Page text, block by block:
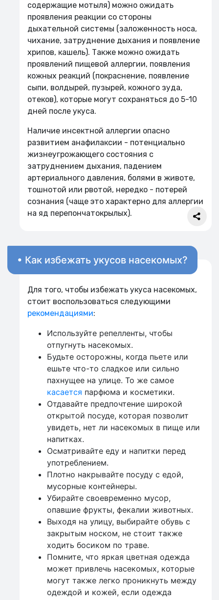
содержащие мотыля) можно ожидать
проявления реакции со стороны
дыхательной системы (заложенность носа,
чихание, затруднение дыхания и появление
хрипов, кашель). Также можно ожидать
проявлений пищевой аллергии, появления
кожных реакций (покраснение, появление
сыпи, волдырей, пузырей, кожного зуда,
отеков), которые могут сохраняться до 5-10
дней после укуса.
Наличие инсектной аллергии опасно
развитием анафилаксии - потенциально
жизнеугрожающего состояния с
затруднением дыхания, падением
артериального давления, болями в животе,
тошнотой или рвотой, нередко - потерей
сознания (чаще это характерно для аллергии
на яд перепончатокрылых).
• Как избежать укусов насекомых?
Для того, чтобы избежать укуса насекомых,
стоит воспользоваться следующими
рекомендациями:
Используйте репелленты, чтобы
отпугнуть насекомых.
Будьте осторожны, когда пьете или
ешьте что-то сладкое или сильно
пахнущее на улице. То же самое
касается парфюма и косметики.
Отдавайте предпочтение широкой
открытой посуде, которая позволит
увидеть, нет ли насекомых в пище или
напитках.
Осматривайте еду и напитки перед
употреблением.
Плотно накрывайте посуду с едой,
мусорные контейнеры.
Убирайте своевременно мусор,
опавшие фрукты, фекалии животных.
Выходя на улицу, выбирайте обувь с
закрытым носком, не стоит также
ходить босиком по траве.
Помните, что яркая цветная одежда
может привлечь насекомых, которые
могут также легко проникнуть между
одеждой и кожей, если одежда